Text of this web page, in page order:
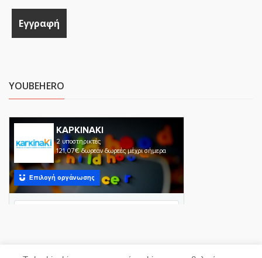
YOUBEHERO